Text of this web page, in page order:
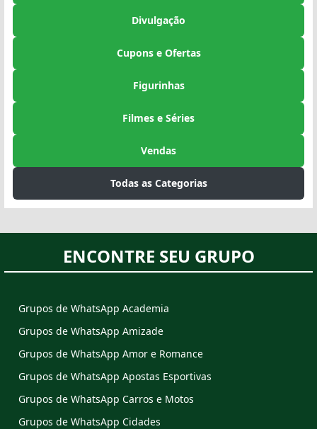
Divulgação
Cupons e Ofertas
Figurinhas
Filmes e Séries
Vendas
Todas as Categorias
ENCONTRE SEU GRUPO
Grupos de WhatsApp Academia
Grupos de WhatsApp Amizade
Grupos de WhatsApp Amor e Romance
Grupos de WhatsApp Apostas Esportivas
Grupos de WhatsApp Carros e Motos
Grupos de WhatsApp Cidades